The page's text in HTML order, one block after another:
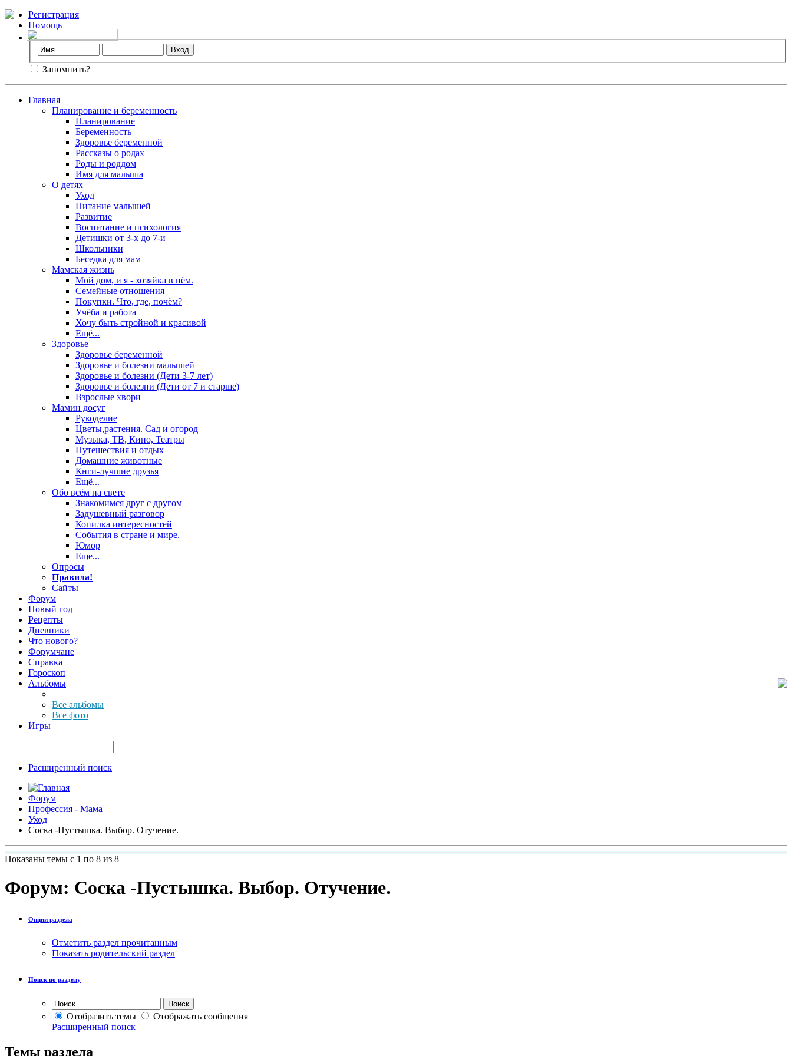
Регистрация
Помощь
Запомнить?
Главная
Планирование и беременность
Планирование
Беременность
Здоровье беременной
Рассказы о родах
Роды и роддом
Имя для малыша
О детях
Уход
Питание малышей
Развитие
Воспитание и психология
Детишки от 3-х до 7-и
Школьники
Беседка для мам
Мамская жизнь
Мой дом, и я - хозяйка в нём.
Семейные отношения
Покупки. Что, где, почём?
Учёба и работа
Хочу быть стройной и красивой
Ещё...
Здоровье
Здоровье беременной
Здоровье и болезни малышей
Здоровье и болезни (Дети 3-7 лет)
Здоровье и болезни (Дети от 7 и старше)
Взрослые хвори
Мамин досуг
Рукоделие
Цветы,растения. Сад и огород
Музыка, ТВ, Кино, Театры
Путешествия и отдых
Домашние животные
Кнги-лучшие друзья
Ещё...
Обо всём на свете
Знакомимся друг с другом
Задушевный разговор
Копилка интересностей
События в стране и мире.
Юмор
Еще...
Опросы
Правила!
Сайты
Форум
Новый год
Рецепты
Дневники
Что нового?
Форумчане
Справка
Гороскоп
Альбомы
Все альбомы
Все фото
Игры
Расширенный поиск
Форум
Профессия - Мама
Уход
Соска -Пустышка. Выбор. Отучение.
Показаны темы с 1 по 8 из 8
Форум: Соска -Пустышка. Выбор. Отучение.
Опции раздела
Отметить раздел прочитанным
Показать родительский раздел
Поиск по разделу
Отобразить темы
Отображать сообщения
Расширенный поиск
Темы раздела